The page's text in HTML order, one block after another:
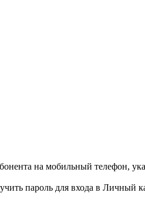
на мобильный телефон,
пароль для входа в Личный